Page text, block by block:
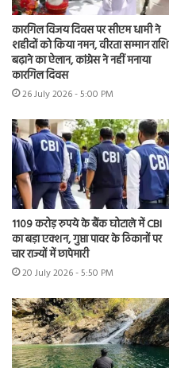
कारगिल विजय दिवस पर सीएम धामी ने
शहीदों को किया नमन, वीरता सम्मान राशि
बढ़ाने का ऐलान, कांग्रेस ने नहीं मनाया
कारगिल दिवस
26 July 2026 - 5:00 PM
1109 करोड़ रुपये के बैंक घोटाले में CBI
का बड़ा एक्शन, गुप्ता पावर के ठिकानों पर
चार राज्यों में छापेमारी
20 July 2026 - 5:50 PM